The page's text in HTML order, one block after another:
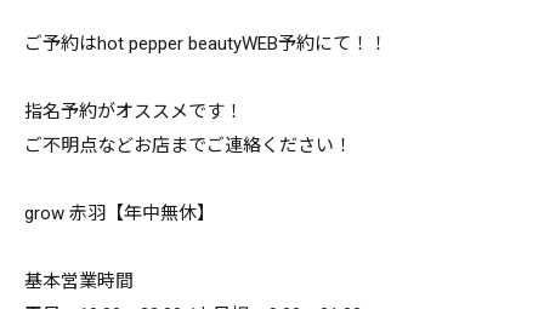
ご予約はhot pepper beautyWEB予約にて！！
指名予約がオススメです！
ご不明点などお店までご連絡ください！
grow 赤羽【年中無休】
基本営業時間